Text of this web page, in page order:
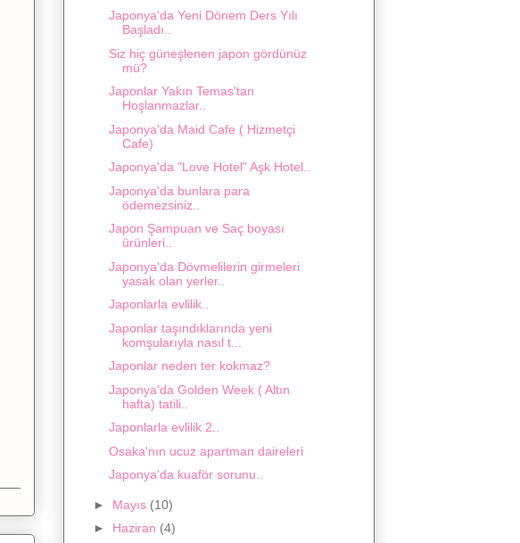
Japonya'da Yeni Dönem Ders Yılı
Başladı..
Siz hiç güneşlenen japon gördünüz
mü?
Japonlar Yakın Temas'tan
Hoşlanmazlar..
Japonya'da Maid Cafe ( Hizmetçi
Cafe)
Japonya'da "Love Hotel" Aşk Hotel..
Japonya'da bunlara para
ödemezsiniz..
Japon Şampuan ve Saç boyası
ürünleri..
Japonya'da Dövmelilerin girmeleri
yasak olan yerler..
Japonlarla evlilik..
Japonlar taşındıklarında yeni
komşularıyla nasıl t...
Japonlar neden ter kokmaz?
Japonya'da Golden Week ( Altın
hafta) tatili..
Japonlarla evlilik 2..
Osaka'nın ucuz apartman daireleri
Japonya'da kuaför sorunu..
► Mayıs (10)
► Haziran (4)